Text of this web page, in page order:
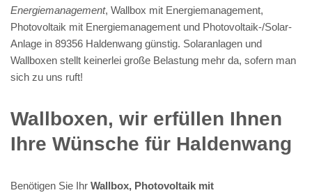
Energiemanagement, Wallbox mit Energiemanagement,
Photovoltaik mit Energiemanagement und Photovoltaik-/Solar-
Anlage in 89356 Haldenwang günstig. Solaranlagen und
Wallboxen stellt keinerlei große Belastung mehr da, sofern man
sich zu uns ruft!
Wallboxen, wir erfüllen Ihnen
Ihre Wünsche für Haldenwang
Benötigen Sie Ihr Wallbox, Photovoltaik mit